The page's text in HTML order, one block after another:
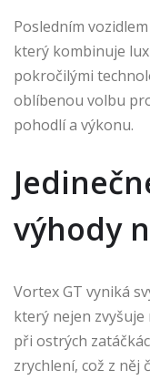
Posledním
který kombinuje
pokročilými
oblíbenou volbu
pohodlí a výkonu.
výhody
Vortex GT vyniká
který nejen
při ostrých
zrychlení, což z něj